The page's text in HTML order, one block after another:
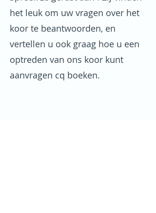
het leuk om uw vragen over het
koor te beantwoorden, en
vertellen u ook graag hoe u een
optreden van ons koor kunt
aanvragen cq boeken.